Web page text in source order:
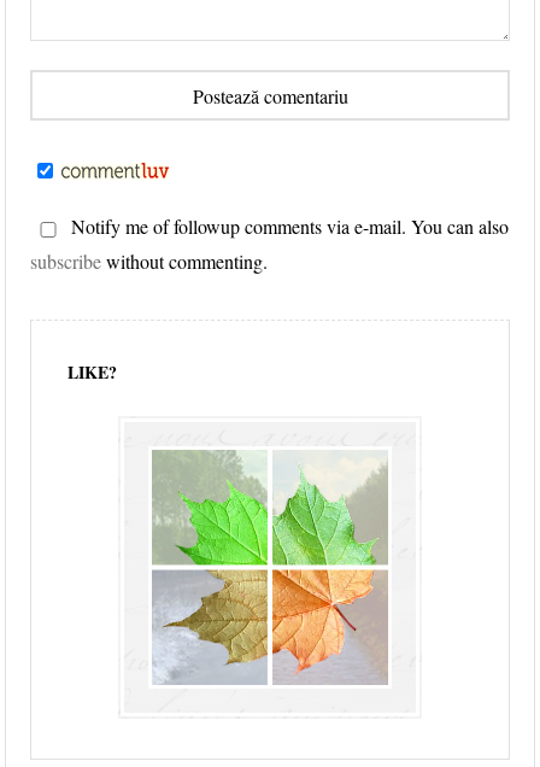
Notify me of followup comments via e-mail. You can also
subscribewithout commenting.
LIKE?